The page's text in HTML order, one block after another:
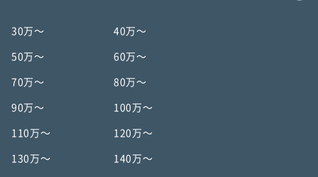
30万〜 40万〜
50万〜 60万〜
70万〜 80万〜
90万〜 100万〜
110万〜 120万〜
130万〜 140万〜